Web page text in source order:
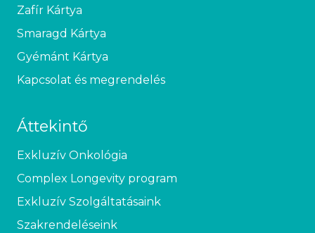
Zafír Kártya
Smaragd Kártya
Gyémánt Kártya
Kapcsolat és megrendelés
Áttekintő
Exkluzív Onkológia
Complex Longevity program
Exkluzív Szolgáltatásaink
Szakrendeléseink